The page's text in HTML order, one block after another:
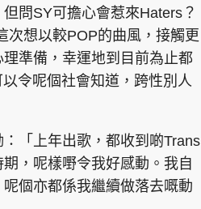
問SY可擔心會惹來Haters？
次想以較POP的曲風，接觸更
準備，幸運地到目前為止都
令呢個社會知道，跨性別人
「上年出歌，都收到啲Trans
，呢樣嘢令我好感動。我自
個亦都係我繼續做落去嘅動